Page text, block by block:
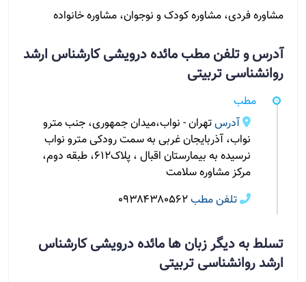
مشاوره فردی، مشاوره کودک و نوجوان، مشاوره خانواده
آدرس و تلفن مطب مائده درویشی کارشناس ارشد
روانشناسی تربیتی
مطب
آدرستهران - نواب،میدان جمهوری، جنب مترو
نواب، آذربایجان غربی به سمت رودکی مترو نواب
نرسیده به بیمارستان اقبال ، پلاک۶۱۲، طبقه دوم،
مرکز مشاوره سلامت
تلفن مطب
تسلط به دیگر زبان ها مائده درویشی کارشناس
ارشد روانشناسی تربیتی